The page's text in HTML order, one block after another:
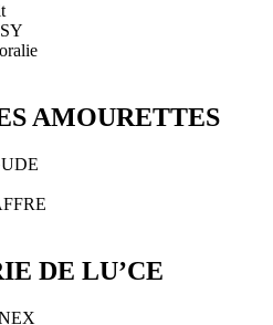
AMOURETTES
DE LU’CE